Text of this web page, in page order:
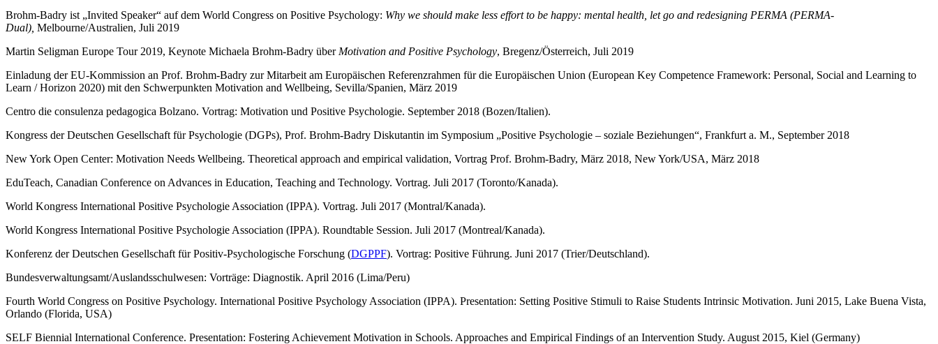
Brohm-Badry ist „Invited Speaker“ auf dem World Congress on Positive Psychology: Why we should make less effort to be happy: mental health, let go and redesigning PERMA (PERMA-
Dual), Melbourne/Australien, Juli 2019
Martin Seligman Europe Tour 2019, Keynote Michaela Brohm-Badry über Motivation and Positive Psychology, Bregenz/Österreich, Juli 2019
Einladung der EU-Kommission an Prof. Brohm-Badry zur Mitarbeit am Europäischen Referenzrahmen für die Europäischen Union (European Key Competence Framework: Personal, Social and Learning to
Learn / Horizon 2020) mit den Schwerpunkten Motivation and Wellbeing, Sevilla/Spanien, März 2019
Centro die consulenza pedagogica Bolzano. Vortrag: Motivation und Positive Psychologie. September 2018 (Bozen/Italien).
Kongress der Deutschen Gesellschaft für Psychologie (DGPs), Prof. Brohm-Badry Diskutantin im Symposium „Positive Psychologie – soziale Beziehungen“, Frankfurt a. M., September 2018
New York Open Center: Motivation Needs Wellbeing. Theoretical approach and empirical validation, Vortrag Prof. Brohm-Badry, März 2018, New York/USA, März 2018
EduTeach, Canadian Conference on Advances in Education, Teaching and Technology. Vortrag. Juli 2017 (Toronto/Kanada).
World Kongress International Positive Psychologie Association (IPPA). Vortrag. Juli 2017 (Montral/Kanada).
World Kongress International Positive Psychologie Association (IPPA). Roundtable Session. Juli 2017 (Montreal/Kanada).
Konferenz der Deutschen Gesellschaft für Positiv-Psychologische Forschung (DGPPF). Vortrag: Positive Führung. Juni 2017 (Trier/Deutschland).
Bundesverwaltungsamt/Auslandsschulwesen: Vorträge: Diagnostik. April 2016 (Lima/Peru)
Fourth World Congress on Positive Psychology. International Positive Psychology Association (IPPA). Presentation: Setting Positive Stimuli to Raise Students Intrinsic Motivation. Juni 2015, Lake Buena Vista,
Orlando (Florida, USA)
SELF Biennial International Conference. Presentation: Fostering Achievement Motivation in Schools. Approaches and Empirical Findings of an Intervention Study. August 2015, Kiel (Germany)